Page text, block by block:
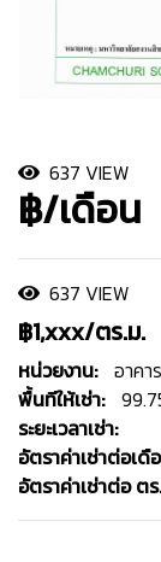
637 VIEW
฿/เดือน
637 VIEW
฿1,xxx/ตร.ม.
หน่วยงาน: อาคา
พื้นทีให้เช่า:
ระยะเวลาเช่า:
อัตราค่าเช่าต่อเดื
อัตราค่าเช่าต่อ ต